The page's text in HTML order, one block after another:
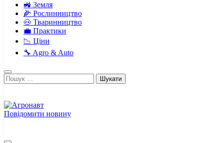
🚜 Земля
🌽 Рослинництво
🐽 Тваринництво
💼 Практики
📉 Ціни
🔧 Agro & Auto
Пошук:
Повідомити новину